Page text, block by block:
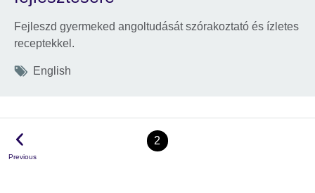
Fejleszd gyermeked angoltudását szórakoztató és ízletes
receptekkel.
Tags
English
Previous
2